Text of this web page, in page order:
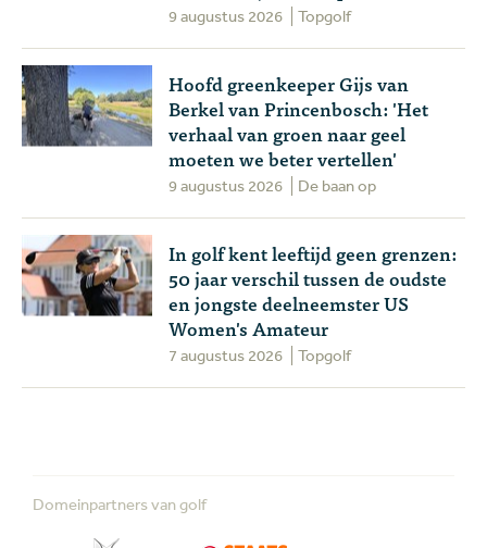
9 augustus 2026 Topgolf
Hoofd greenkeeper Gijs van
Berkel van Princenbosch: 'Het
verhaal van groen naar geel
moeten we beter vertellen'
9 augustus 2026 De baan op
In golf kent leeftijd geen grenzen:
50 jaar verschil tussen de oudste
en jongste deelneemster US
Women's Amateur
7 augustus 2026 Topgolf
Domeinpartners van golf